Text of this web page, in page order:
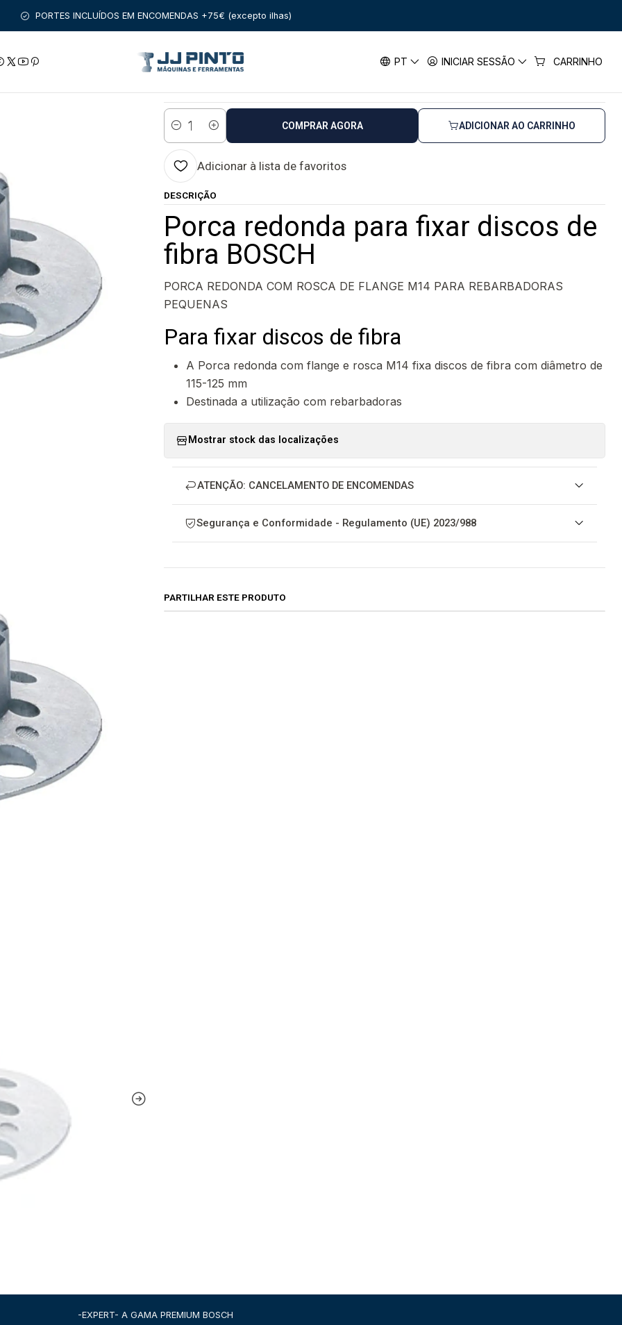
PT INICIAR SESSÃO CARRINHO
PORTES INCLUÍDOS EM ENCOMENDAS +75€ (excepto ilhas)
ACESSORIOS PARA MAQUINAS Porca redonda para fixar discos de fibra BOSCH
Porca redonda para fixar discos de fibra BOSCH
Estado: Envio em 48 a 96 horas úteis
Quantidade
ADICIONAR AO CARRINHO
COMPRAR AGORA
Adicionar à lista de favoritos
DESCRIÇÃO
Porca redonda para fixar discos de
fibra BOSCH
PORCA REDONDA COM ROSCA DE FLANGE M14 PARA REBARBADORAS
PEQUENAS
Para fixar discos de fibra
A Porca redonda com flange e rosca M14 fixa discos de fibra com diâmetro de
115-125 mm
Destinada a utilização com rebarbadoras
Mostrar stock das localizações
ATENÇÃO: CANCELAMENTO DE ENCOMENDAS
Segurança e Conformidade - Regulamento (UE) 2023/988
PARTILHAR ESTE PRODUTO
-EXPERT- A GAMA PREMIUM BOSCH